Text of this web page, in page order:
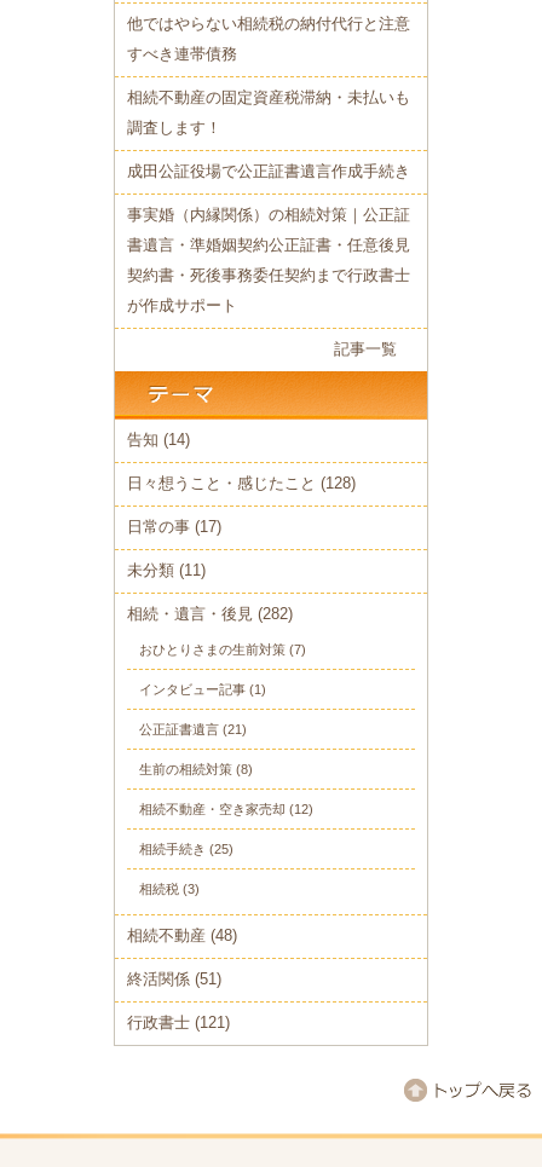
他ではやらない相続税の納付代行と注意
すべき連帯債務
相続不動産の固定資産税滞納・未払いも
調査します！
成田公証役場で公正証書遺言作成手続き
事実婚（内縁関係）の相続対策｜公正証
書遺言・準婚姻契約公正証書・任意後見
契約書・死後事務委任契約まで行政書士
が作成サポート
記事一覧
告知 (14)
日々想うこと・感じたこと (128)
日常の事 (17)
未分類 (11)
相続・遺言・後見 (282)
おひとりさまの生前対策 (7)
インタビュー記事 (1)
公正証書遺言 (21)
生前の相続対策 (8)
相続不動産・空き家売却 (12)
相続手続き (25)
相続税 (3)
相続不動産 (48)
終活関係 (51)
行政書士 (121)